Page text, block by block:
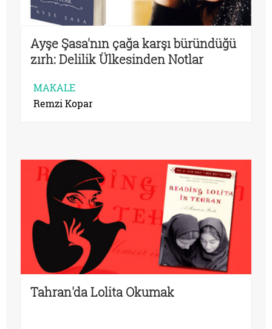
Ayşe Şasa'nın çağa karşı büründüğü
zırh: Delilik Ülkesinden Notlar
MAKALE
Remzi Kopar
Tahran'da Lolita Okumak